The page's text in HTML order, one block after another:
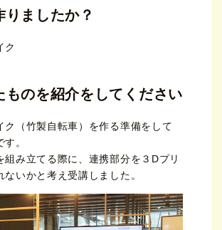
りましたか？
ク
ものを紹介をしてください
ク（竹製自転車）を作る準備をして
。
組み立てる際に、連携部分を３Dプリ
ないかと考え受講しました。